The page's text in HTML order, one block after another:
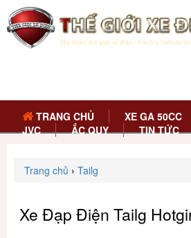
TRANG CHỦ XE GA 50CC
JVC
ẮC QUY TIN TỨC
Trang chủ › Tailg
Xe Đạp Điện Tailg